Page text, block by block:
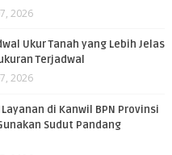
2026
Ukur Tanah yang Lebih Jelas
Terjadwal
2026
di Kanwil BPN Provinsi
Sudut Pandang